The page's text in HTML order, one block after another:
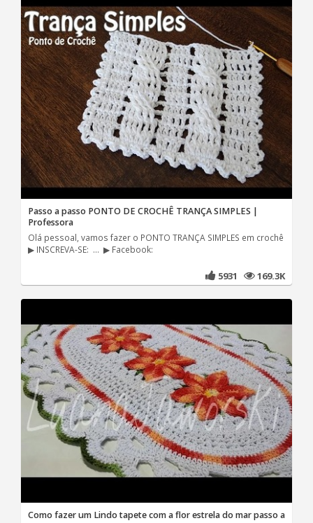
Passo a passo PONTO DE CROCHÊ TRANÇA SIMPLES |
Professora
Olá pessoal, vamos fazer o PONTO TRANÇA SIMPLES em crochê
▶ INSCREVA-SE: ... ▶ Facebook:
5931 169.3K
Como fazer um Lindo tapete com a flor estrela do mar passo a